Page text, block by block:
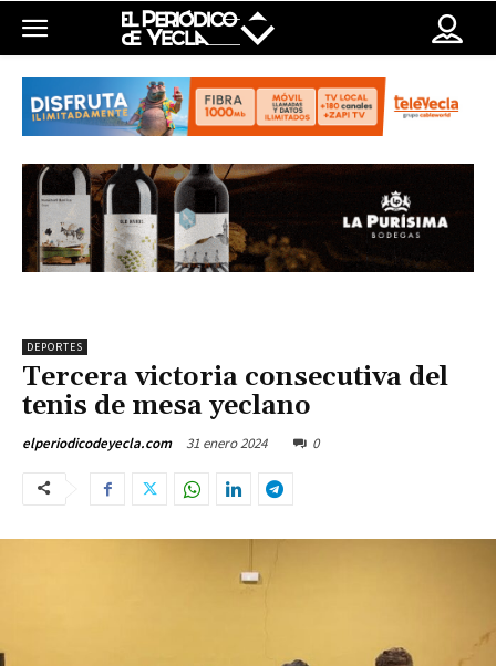
DEPORTES
Tercera victoria consecutiva del
tenis de mesa yeclano
elperiodicodeyecla.com 31 enero 2024 0